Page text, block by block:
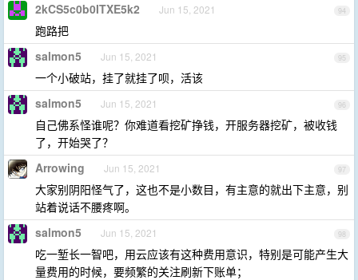
94
2kCS5c0b0ITXE5k2 Jun 15, 2021
跑路把
95
salmon5 Jun 15, 2021
一个小破站，挂了就挂了呗，活该
96
salmon5 Jun 15, 2021
自己佛系怪谁呢？你难道看挖矿挣钱，开服务器挖矿，被收钱
了，开始哭了？
97
Arrowing Jun 15, 2021
大家别阴阳怪气了，这也不是小数目，有主意的就出下主意，别
站着说话不腰疼啊。
98
salmon5 Jun 15, 2021
吃一堑长一智吧，用云应该有这种费用意识，特别是可能产生大
量费用的时候，要频繁的关注刷新下账单；